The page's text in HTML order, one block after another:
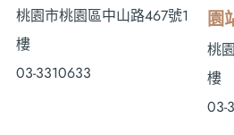
桃園市桃園區中山路467號1
樓
03-3310633
園
桃
樓
03-